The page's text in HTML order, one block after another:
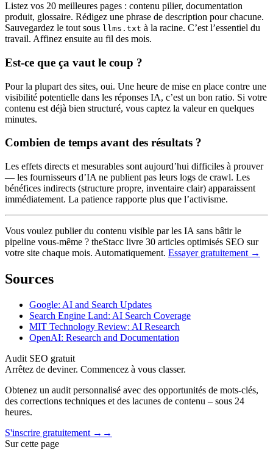
Listez vos 20 meilleures pages : contenu pilier, documentation
produit, glossaire. Rédigez une phrase de description pour chacune.
Sauvegardez le tout sous llms.txt à la racine. C’est l’essentiel du
travail. Affinez ensuite au fil des mois.
Est-ce que ça vaut le coup ?
Pour la plupart des sites, oui. Une heure de mise en place contre une
visibilité potentielle dans les réponses IA, c’est un bon ratio. Si votre
contenu est déjà bien structuré, vous captez la valeur en quelques
minutes.
Combien de temps avant des résultats ?
Les effets directs et mesurables sont aujourd’hui difficiles à prouver
— les fournisseurs d’IA ne publient pas leurs logs de crawl. Les
bénéfices indirects (structure propre, inventaire clair) apparaissent
immédiatement. La patience rapporte plus que l’activisme.
Vous voulez publier du contenu visible par les IA sans bâtir le
pipeline vous-même ? theStacc livre 30 articles optimisés SEO sur
votre site chaque mois. Automatiquement. Essayer gratuitement →
Sources
Google: AI and Search Updates
Search Engine Land: AI Search Coverage
MIT Technology Review: AI Research
OpenAI: Research and Documentation
Audit SEO gratuit
Arrêtez de deviner. Commencez à vous classer.
Obtenez un audit personnalisé avec des opportunités de mots-clés,
des corrections techniques et des lacunes de contenu – sous 24
heures.
S'inscrire gratuitement → →
Sur cette page